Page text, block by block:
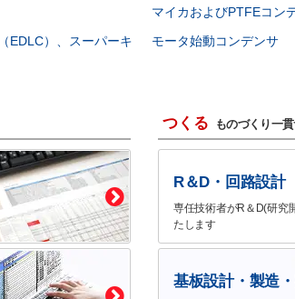
マイカおよびPTFEコン
EDLC）、スーパーキ
モータ始動コンデンサ
つくる ものづくり一
R＆D・回路設計
専任技術者がR＆D(研究
たします
基板設計・製造